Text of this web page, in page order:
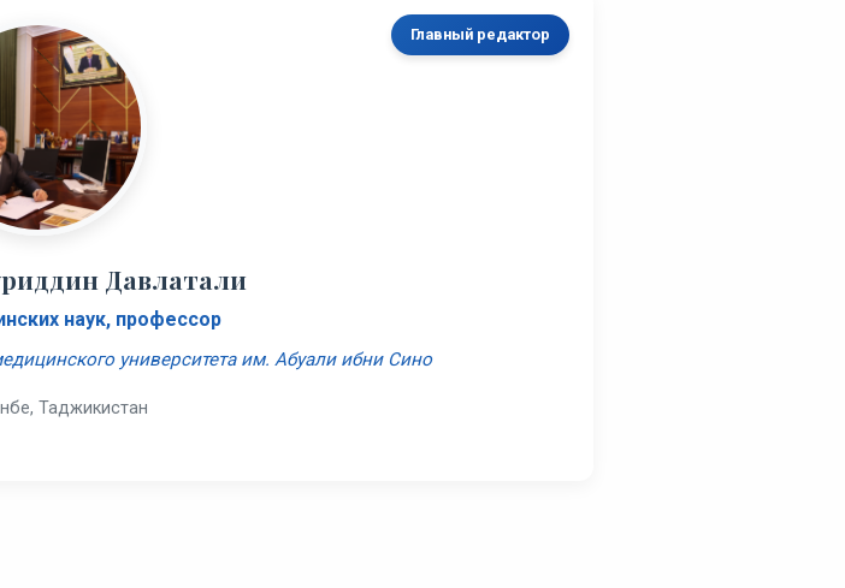
Главный редактор
Давлатали
наук, профессор
университета им. Абуали ибни Сино
Таджикистан